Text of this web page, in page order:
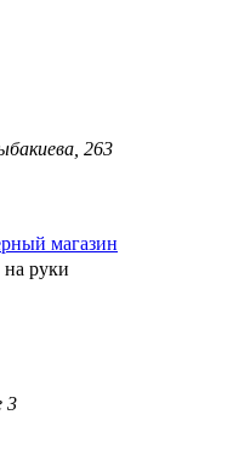
263
магазин
на руки
3